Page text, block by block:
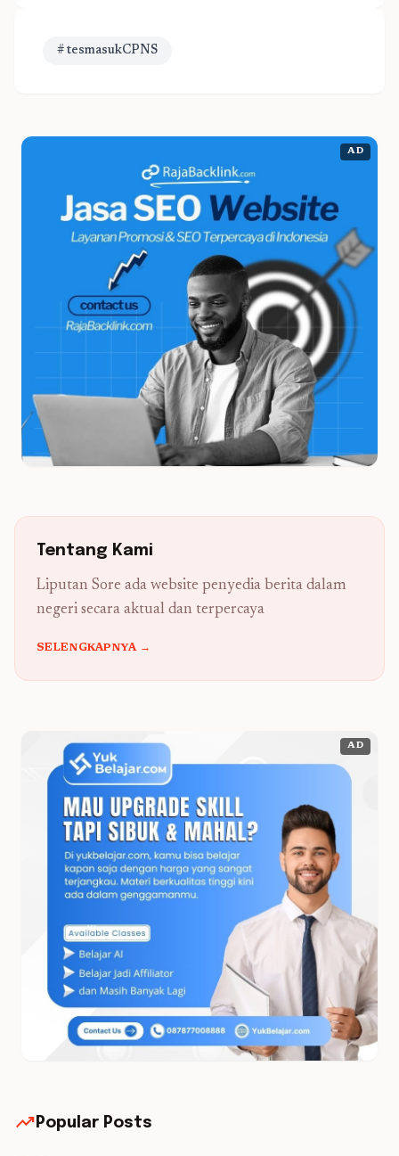
# tesmasukCPNS
AD
Tentang Kami
Liputan Sore ada website penyedia berita dalam
negeri secara aktual dan terpercaya
SELENGKAPNYA →
AD
trending_up Popular Posts